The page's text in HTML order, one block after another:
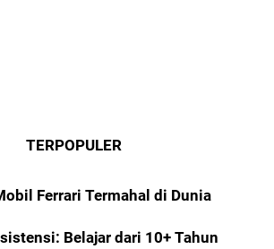
TERPOPULER
Ferrari Termahal di Dunia
Belajar dari 10+ Tahun